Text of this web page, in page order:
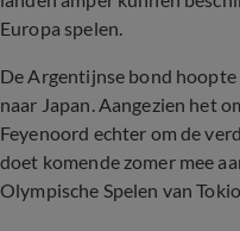
Europa spelen.
De Argentijnse bond hoopte
naar Japan. Aangezien het
Feyenoord echter om de
doet komende zomer mee
Olympische Spelen van